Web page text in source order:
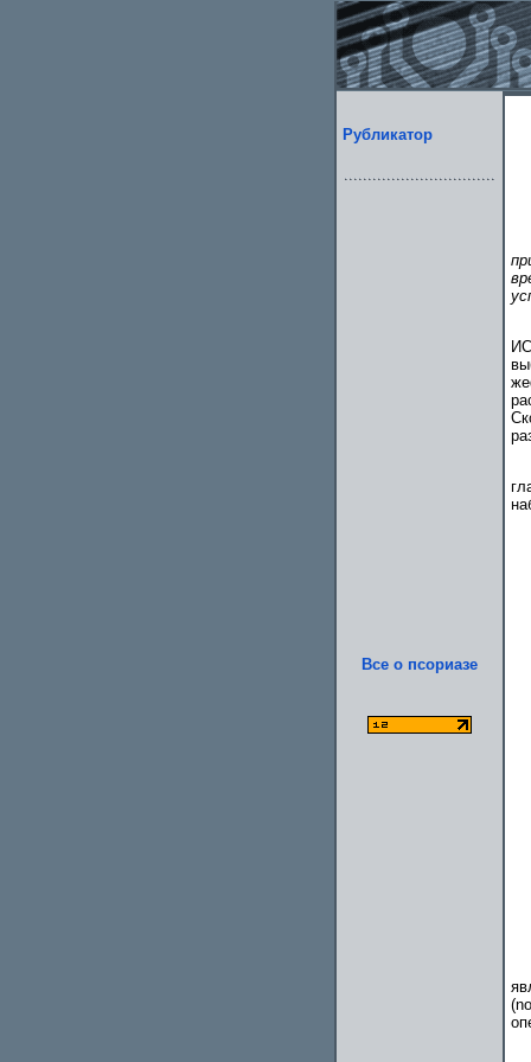
Рубликатор
Все о псориазе